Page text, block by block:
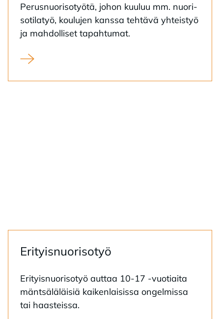
Pe­rus­nuo­ri­so­työ­tä, jo­hon kuu­luu mm. nuo­ri­
so­ti­la­työ, kou­lu­jen kans­sa teh­tä­vä yh­teis­työ
ja mah­dol­li­set ta­pah­tu­mat.
Nuorisotyö
Eri­tyis­nuo­ri­so­työ
Eri­tyis­nuo­ri­so­työ aut­taa 10-17 -vuo­tiai­ta
mänt­sä­lä­läi­siä kai­ken­lai­sis­sa on­gel­mis­sa
tai haas­teis­sa.